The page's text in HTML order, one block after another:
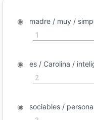
◉madre / muy /
1
◉es / Carolina /
2
◉sociables /